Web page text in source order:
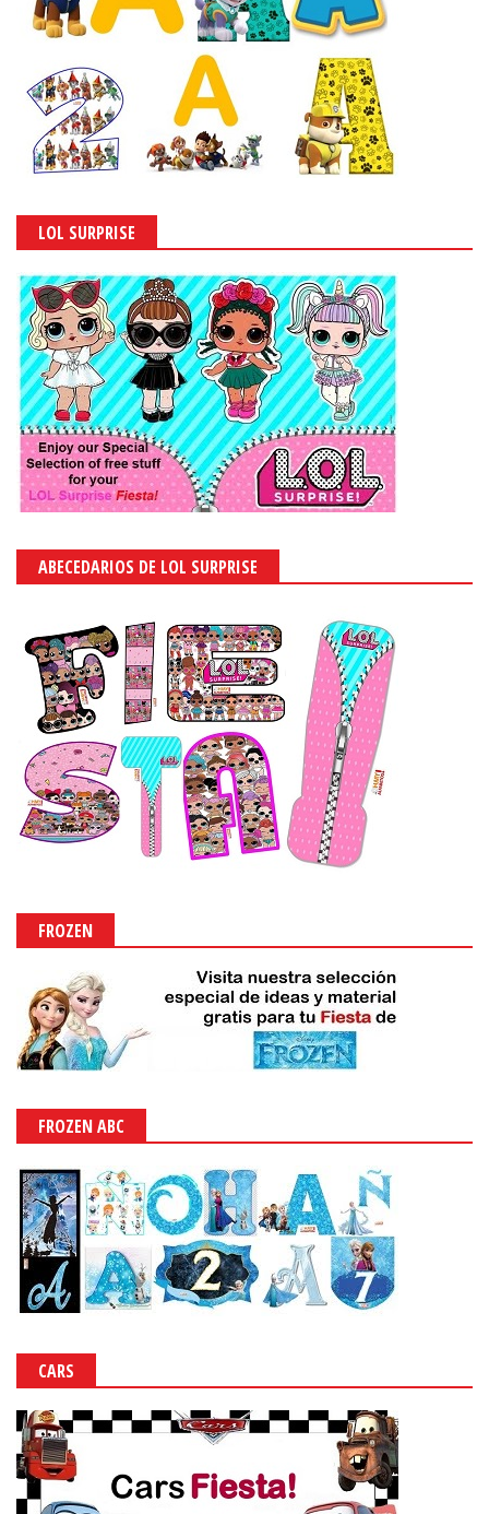
LOL SURPRISE
ABECEDARIOS DE LOL SURPRISE
FROZEN
FROZEN ABC
CARS